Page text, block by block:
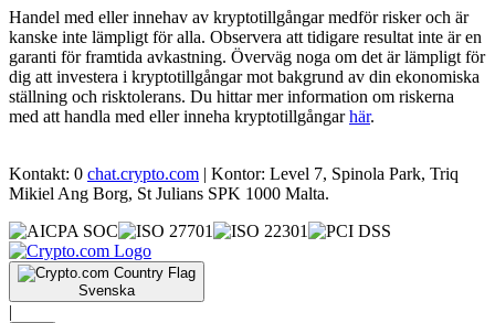
Handel med eller innehav av kryptotillgångar medför risker och är
kanske inte lämpligt för alla. Observera att tidigare resultat inte är en
garanti för framtida avkastning. Överväg noga om det är lämpligt för
dig att investera i kryptotillgångar mot bakgrund av din ekonomiska
ställning och risktolerans. Du hittar mer information om riskerna
med att handla med eller inneha kryptotillgångarhär.
Kontakt: 0 chat.crypto.com | Kontor: Level 7, Spinola Park, Triq
Mikiel Ang Borg, St Julians SPK 1000 Malta.
Svenska
|